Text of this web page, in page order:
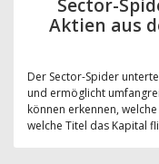
Sector-
Aktien aus
Der Sector-Spider
und ermöglicht
können erkennen,
welche Titel das Kapital